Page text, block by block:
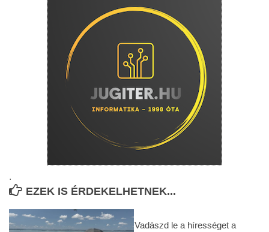
.
EZEK IS ÉRDEKELHETNEK...
Vadászd le a hírességet a